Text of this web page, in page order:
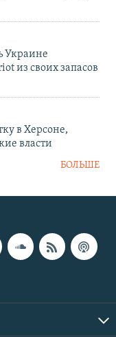
Украине
из своих запасов
в Херсоне,
власти
БОЛЬШЕ